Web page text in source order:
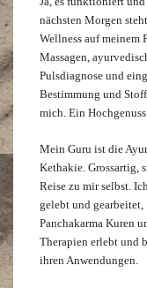
nächsten Morgen
Wellness auf meinem
Massagen,
Pulsdiagnose und
Bestimmung und
mich. Ein
Mein Guru ist die
Kethakie. Grossartig,
Reise zu mir selbst.
gelebt und gearbeitet,
Panchakarma Kuren
Therapien erlebt und
ihren Anwendungen.